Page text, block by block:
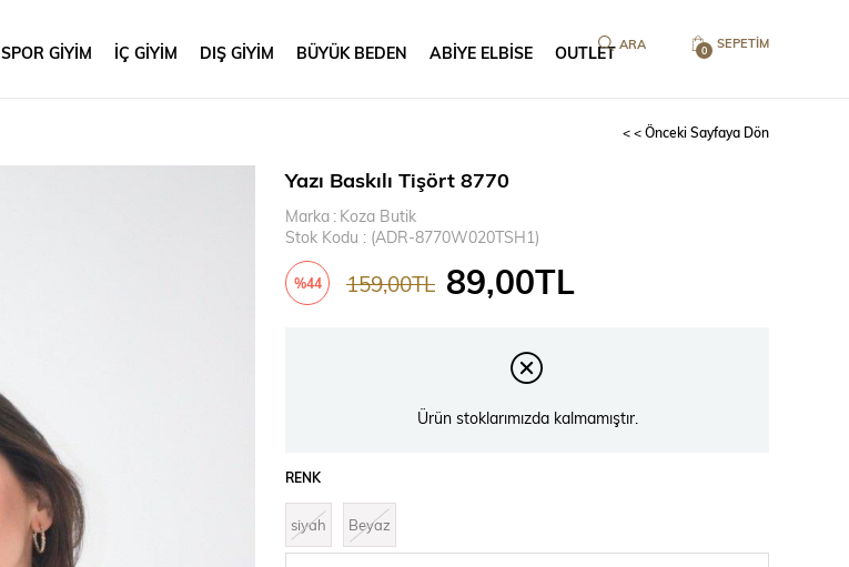
SEPETIM
0
SPOR GİYİM İÇ GİYİM DIŞ GİYİM BÜYÜK BEDEN ABİYE ELBİSE OUTLET
< < Önceki Sayfaya Dön
Yazı Baskılı Tişört 8770
Marka : Koza Butik
Stok Kodu
(ADR-8770W020TSH1)
%44 159,00TL 89,00TL
Ürün stoklarımızda kalmamıştır.
RENK
siyah Beyaz